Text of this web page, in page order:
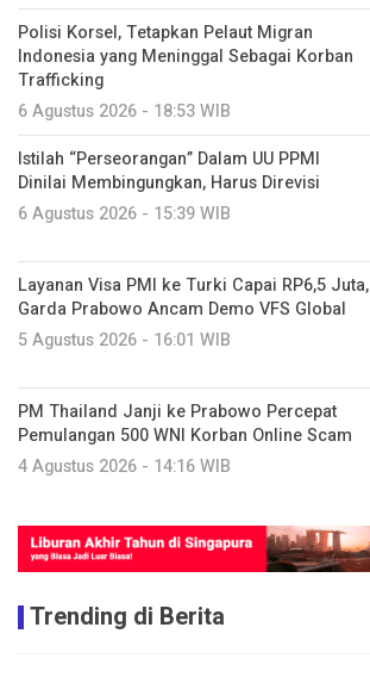
Polisi Korsel, Tetapkan Pelaut Migran
Indonesia yang Meninggal Sebagai Korban
Trafficking
6 Agustus 2026 - 18:53 WIB
Istilah “Perseorangan” Dalam UU PPMI
Dinilai Membingungkan, Harus Direvisi
6 Agustus 2026 - 15:39 WIB
Layanan Visa PMI ke Turki Capai RP6,5 Juta,
Garda Prabowo Ancam Demo VFS Global
5 Agustus 2026 - 16:01 WIB
PM Thailand Janji ke Prabowo Percepat
Pemulangan 500 WNI Korban Online Scam
4 Agustus 2026 - 14:16 WIB
Trending di Berita